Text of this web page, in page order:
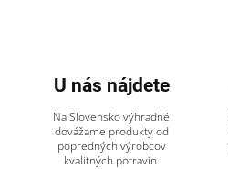
U nás nájdete
Na Slovensko výhradné
dovážame produkty od
popredných výrobcov
kvalitných potravín.